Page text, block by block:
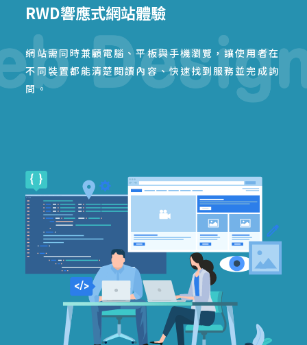
RWD響應式網站體驗
網站需同時兼顧電腦、平板與手機瀏覽，讓使用者在
不同裝置都能清楚閱讀內容、快速找到服務並完成詢
問。